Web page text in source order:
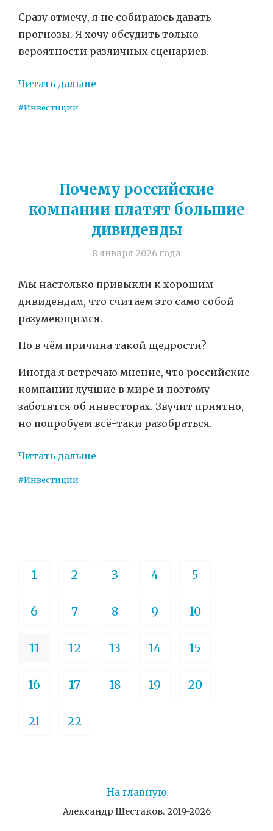
Сразу отмечу, я не собираюсь давать
прогнозы. Я хочу обсудить только
вероятности различных сценариев.
Читать дальше
#Инвестиции
Почему российские
компании платят большие
дивиденды
8 января 2026 года
Мы настолько привыкли к хорошим
дивидендам, что считаем это само собой
разумеющимся.
Но в чём причина такой щедрости?
Иногда я встречаю мнение, что российские
компании лучшие в мире и поэтому
заботятся об инвесторах. Звучит приятно,
но попробуем всё-таки разобраться.
Читать дальше
#Инвестиции
1 2 3 4 5
6 7 8 9 10
11 12 13 14 15
16 17 18 19 20
21 22
На главную
Александр Шестаков. 2019-2026